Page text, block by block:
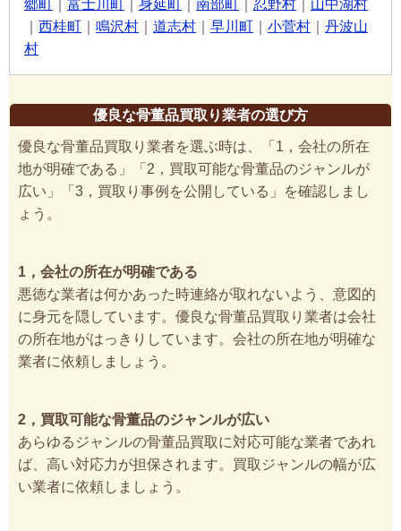
郷町
富士川町 身延町 南部町 忍野村
山中湖村
西桂町 鳴沢村 道志村 早川町 小菅村
丹波山
村
優良な骨董品買取り業者の選び方
優良な骨董品買取り業者を選ぶ時は、「1，会社の所在
地が明確である」「2，買取可能な骨董品のジャンルが
広い」「3，買取り事例を公開している」を確認しまし
ょう。
1，会社の所在が明確である
悪徳な業者は何かあった時連絡が取れないよう、意図的
に身元を隠しています。優良な骨董品買取り業者は会社
の所在地がはっきりしています。会社の所在地が明確な
業者に依頼しましょう。
2，買取可能な骨董品のジャンルが広い
あらゆるジャンルの骨董品買取に対応可能な業者であれ
ば、高い対応力が担保されます。買取ジャンルの幅が広
い業者に依頼しましょう。